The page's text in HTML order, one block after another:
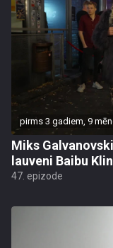
pirms 3 gadiem, 9
Miks
lauveni Baibu
47. epizode